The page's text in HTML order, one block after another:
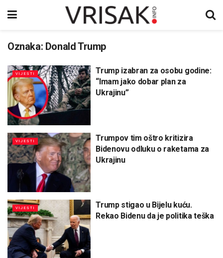
Oznaka: Donald Trump
VIJESTI
Trump izabran za osobu godine:
“Imam jako dobar plan za
Ukrajinu”
VIJESTI
Trumpov tim oštro kritizira
Bidenovu odluku o raketama za
Ukrajinu
VIJESTI
Trump stigao u Bijelu kuću.
Rekao Bidenu da je politika teška